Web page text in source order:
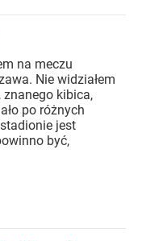
na meczu
Nie widziałem
kibica,
po różnych
jest
być,